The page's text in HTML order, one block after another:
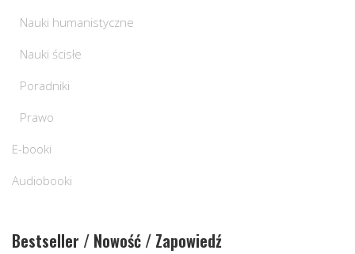
Nauki humanistyczne
Nauki ścisłe
Poradniki
Prawo
E-booki
Audiobooki
Bestseller / Nowość / Zapowiedź